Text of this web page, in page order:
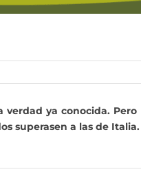
verdad ya conocida.
superasen a las de Italia.